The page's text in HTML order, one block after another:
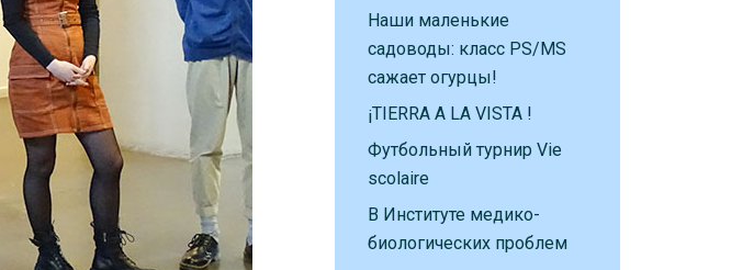
Наши маленькие
садоводы: класс PS/MS
сажает огурцы!
¡TIERRA A LA VISTA !
Футбольный турнир Vie
scolaire
В Институте медико-
биологических проблем